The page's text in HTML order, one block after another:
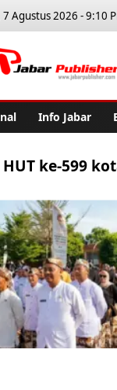
7 Agustus 2026 - 9:10
Info Jabar
HUT ke-599